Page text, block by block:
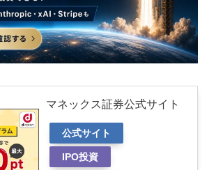
マネックス証券公式サイト
公式サイト
IPO投資